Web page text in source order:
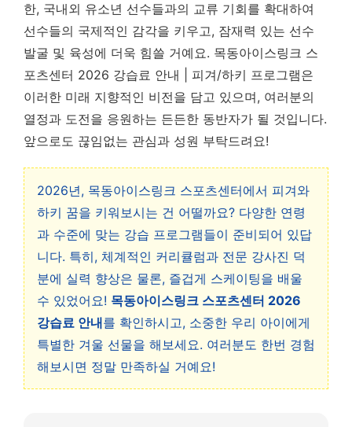
한, 국내외 유소년 선수들과의 교류 기회를 확대하여
선수들의 국제적인 감각을 키우고, 잠재력 있는 선수
발굴 및 육성에 더욱 힘쓸 거예요. 목동아이스링크 스
포츠센터 2026 강습료 안내 | 피겨/하키 프로그램은
이러한 미래 지향적인 비전을 담고 있으며, 여러분의
열정과 도전을 응원하는 든든한 동반자가 될 것입니다.
앞으로도 끊임없는 관심과 성원 부탁드려요!
2026년, 목동아이스링크 스포츠센터에서 피겨와
하키 꿈을 키워보시는 건 어떨까요? 다양한 연령
과 수준에 맞는 강습 프로그램들이 준비되어 있답
니다. 특히, 체계적인 커리큘럼과 전문 강사진 덕
분에 실력 향상은 물론, 즐겁게 스케이팅을 배울
수 있었어요! 목동아이스링크 스포츠센터 2026
강습료 안내를 확인하시고, 소중한 우리 아이에게
특별한 겨울 선물을 해보세요. 여러분도 한번 경험
해보시면 정말 만족하실 거예요!